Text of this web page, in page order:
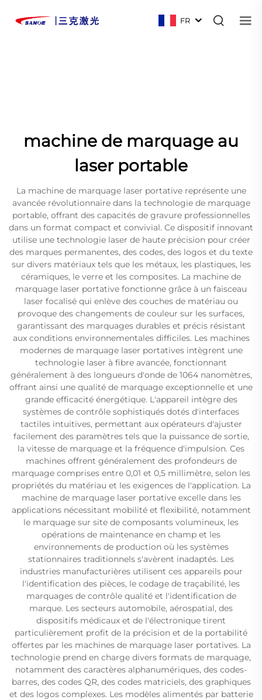
FR
machine de marquage au
laser portable
La machine de marquage laser portative représente une
avancée révolutionnaire dans la technologie de marquage
portable, offrant des capacités de gravure professionnelles
dans un format compact et convivial. Ce dispositif innovant
utilise une technologie laser de haute précision pour créer
des marques permanentes, des codes, des logos et du texte
sur divers matériaux tels que les métaux, les plastiques, les
céramiques, le verre et les composites. La machine de
marquage laser portative fonctionne grâce à un faisceau
laser focalisé qui enlève des couches de matériau ou
provoque des changements de couleur sur les surfaces,
garantissant des marquages durables et précis résistant
aux conditions environnementales difficiles. Les machines
modernes de marquage laser portatives intègrent une
technologie laser à fibre avancée, fonctionnant
généralement à des longueurs d'onde de 1064 nanomètres,
offrant ainsi une qualité de marquage exceptionnelle et une
grande efficacité énergétique. L'appareil intègre des
systèmes de contrôle sophistiqués dotés d'interfaces
tactiles intuitives, permettant aux opérateurs d'ajuster
facilement des paramètres tels que la puissance de sortie,
la vitesse de marquage et la fréquence d'impulsion. Ces
machines offrent généralement des profondeurs de
marquage comprises entre 0,01 et 0,5 millimètre, selon les
propriétés du matériau et les exigences de l'application. La
machine de marquage laser portative excelle dans les
applications nécessitant mobilité et flexibilité, notamment
le marquage sur site de composants volumineux, les
opérations de maintenance en champ et les
environnements de production où les systèmes
stationnaires traditionnels s'avèrent inadaptés. Les
industries manufacturières utilisent ces appareils pour
l'identification des pièces, le codage de traçabilité, les
marquages de contrôle qualité et l'identification de
marque. Les secteurs automobile, aérospatial, des
dispositifs médicaux et de l'électronique tirent
particulièrement profit de la précision et de la portabilité
offertes par les machines de marquage laser portatives. La
technologie prend en charge divers formats de marquage,
notamment des caractères alphanumériques, des codes-
barres, des codes QR, des codes matriciels, des graphiques
et des logos complexes. Les modèles alimentés par batterie